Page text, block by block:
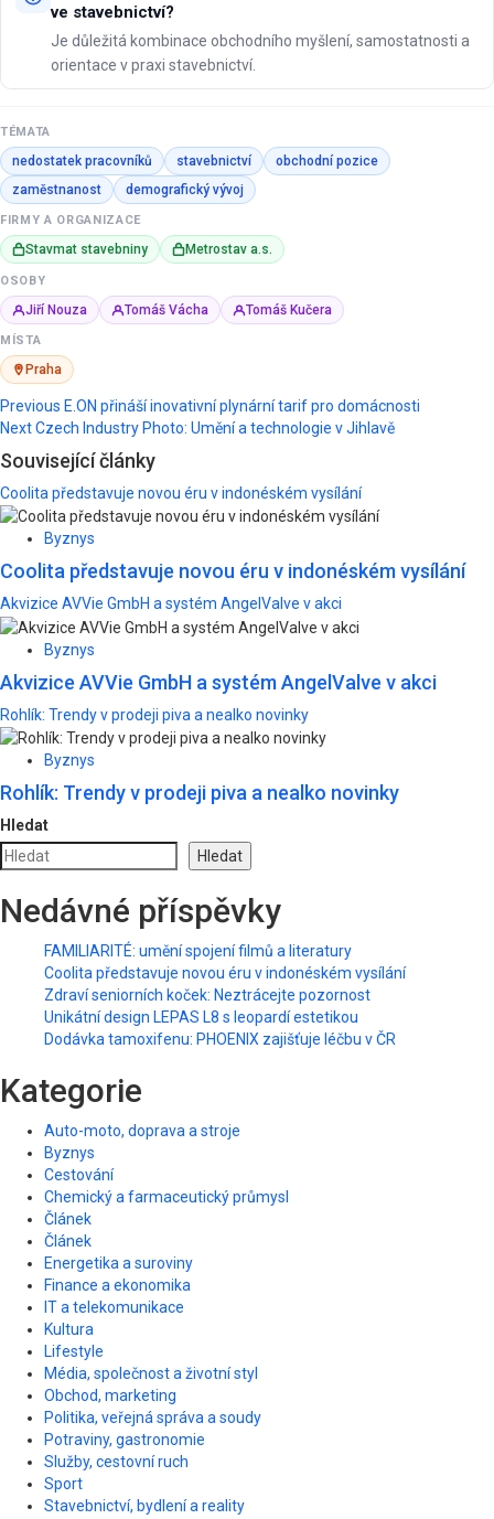
ve stavebnictví?
Je důležitá kombinace obchodního myšlení, samostatnosti a
orientace v praxi stavebnictví.
TÉMATA
nedostatek pracovníků stavebnictví
obchodní pozice
zaměstnanost
demografický vývoj
FIRMY A ORGANIZACE
Stavmat stavebniny Metrostav a.s.
OSOBY
Jiří Nouza Tomáš Vácha Tomáš Kučera
MÍSTA
Praha
Post
navigation
Previous E.ON přináší inovativní plynární tarif pro domácnosti
NextCzech Industry Photo: Umění a technologie v Jihlavě
Související články
Coolita představuje novou éru v indonéském vysílání
Byznys
Coolita představuje novou éru v indonéském vysílání
Akvizice AVVie GmbH a systém AngelValve v akci
Byznys
Akvizice AVVie GmbH a systém AngelValve v akci
Rohlík: Trendy v prodeji piva a nealko novinky
Byznys
Rohlík: Trendy v prodeji piva a nealko novinky
Hledat
Hledat
Nedávné příspěvky
FAMILIARITÉ: umění spojení filmů a literatury
Coolita představuje novou éru v indonéském vysílání
Zdraví seniorních koček: Neztrácejte pozornost
Unikátní design LEPAS L8 s leopardí estetikou
Dodávka tamoxifenu: PHOENIX zajišťuje léčbu v ČR
Kategorie
Auto-moto, doprava a stroje
Byznys
Cestování
Chemický a farmaceutický průmysl
Článek
Článek
Energetika a suroviny
Finance a ekonomika
IT a telekomunikace
Kultura
Lifestyle
Média, společnost a životní styl
Obchod, marketing
Politika, veřejná správa a soudy
Potraviny, gastronomie
Služby, cestovní ruch
Sport
Stavebnictví, bydlení a reality